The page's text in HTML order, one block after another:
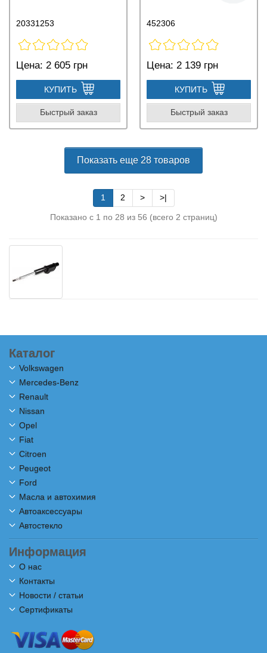
20331253
Цена: 2 605 грн
КУПИТЬ
Быстрый заказ
452306
Цена: 2 139 грн
КУПИТЬ
Быстрый заказ
Показать еще 28 товаров
1 2 > >|
Показано с 1 по 28 из 56 (всего 2 страниц)
Каталог
Volkswagen
Mercedes-Benz
Renault
Nissan
Opel
Fiat
Citroen
Peugeot
Ford
Масла и автохимия
Автоаксессуары
Автостекло
Информация
О нас
Контакты
Новости / статьи
Сертификаты